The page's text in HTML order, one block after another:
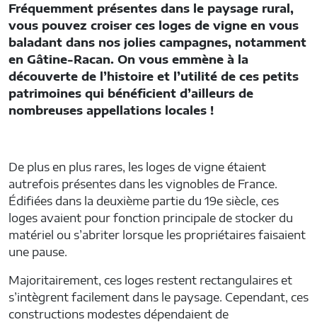
b
o
o
k
t
e
r
l
a
g
e
r
Fréquemment présentes dans le paysage rural,
vous pouvez croiser ces loges de vigne en vous
baladant dans nos jolies campagnes, notamment
en Gâtine-Racan. On vous emmène à la
découverte de l’histoire et l’utilité de ces petits
patrimoines qui bénéficient d’ailleurs de
nombreuses appellations locales !
De plus en plus rares, les loges de vigne étaient
autrefois présentes dans les vignobles de France.
Édifiées dans la deuxième partie du 19e siècle, ces
loges avaient pour fonction principale de stocker du
matériel ou s’abriter lorsque les propriétaires faisaient
une pause.
Majoritairement, ces loges restent rectangulaires et
s’intègrent facilement dans le paysage. Cependant, ces
constructions modestes dépendaient de